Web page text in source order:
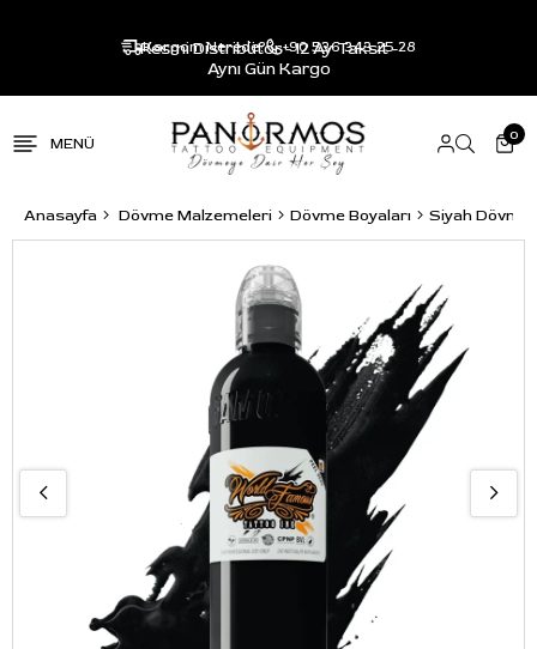
Resmi Distribütör - 12 Ay Taksit -
Aynı Gün Kargo
Kargom Nerede? +90 536 343 25 28
0
Anasayfa Dövme Malzemeleri Dövme Boyaları Siyah Dövme